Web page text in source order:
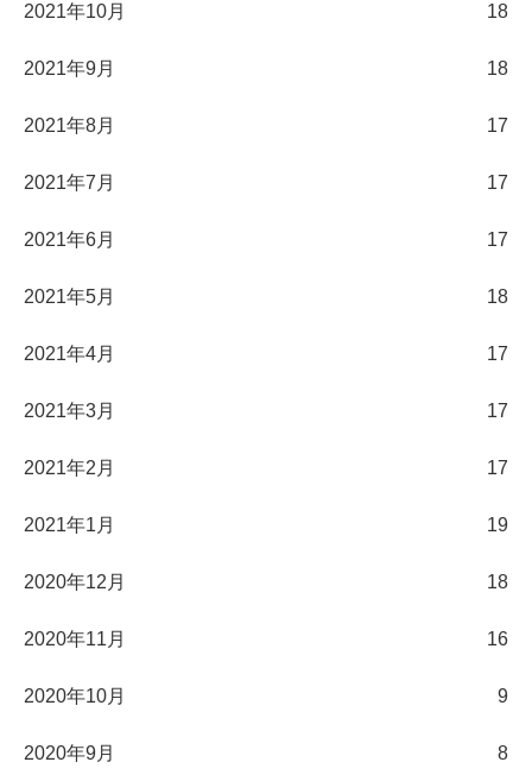
2021年10月 18
2021年9月 18
2021年8月 17
2021年7月 17
2021年6月 17
2021年5月 18
2021年4月 17
2021年3月 17
2021年2月 17
2021年1月 19
2020年12月 18
2020年11月 16
2020年10月 9
2020年9月 8